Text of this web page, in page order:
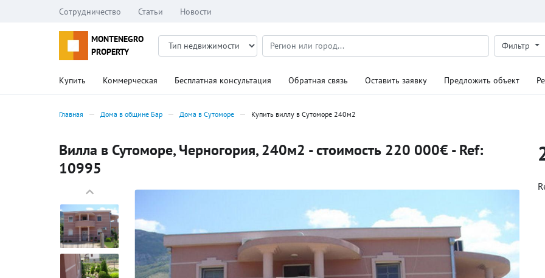
Сотрудничество Статьи Новости
MONTENEGRO
PROPERTY
Фильтр
Купить Коммерческая Бесплатная консультация Обратная связь Оставить заявку Предложить объект
Главная Дома в общине Бар Дома в Сутоморе Купить виллу в Сутоморе 240м2
Вилла в Сутоморе, Черногория, 240м2 - стоимость 220 000€ - Ref:
10995